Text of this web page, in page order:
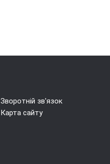
Зворотній зв'язок
Карта сайту